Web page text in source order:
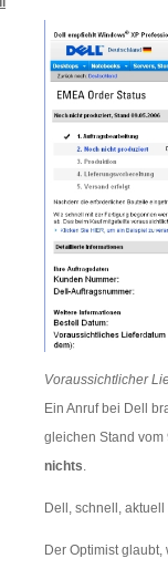
Voraussichtlicher
Ein Anruf bei Dell
gleichen Stand vom
nichts
Dell, schnell,
Der Optimist